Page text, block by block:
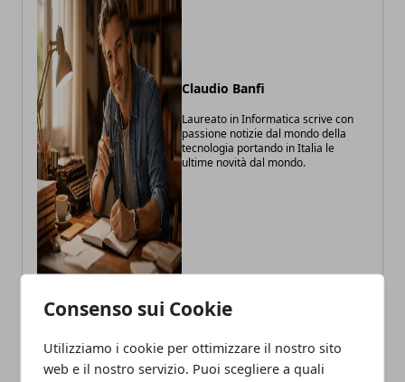
Consenso sui Cookie
Utilizziamo i cookie per ottimizzare il nostro sito
web e il nostro servizio. Puoi scegliere a quali
Claudio Banfi
Laureato in Informatica scrive con
passione notizie dal mondo della
tecnologia portando in Italia le
ultime novità dal mondo.
ARTICOLI CORRELATI